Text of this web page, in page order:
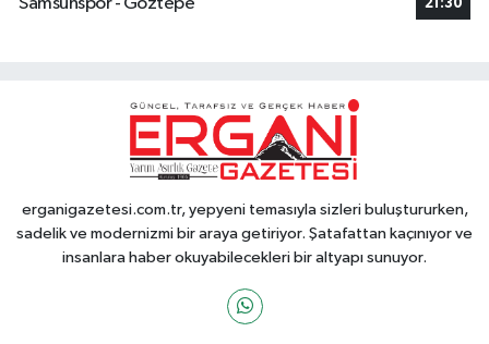
Samsunspor - Göztepe
21:30
erganigazetesi.com.tr, yepyeni temasıyla sizleri buluştururken,
sadelik ve modernizmi bir araya getiriyor. Şatafattan kaçınıyor ve
insanlara haber okuyabilecekleri bir altyapı sunuyor.